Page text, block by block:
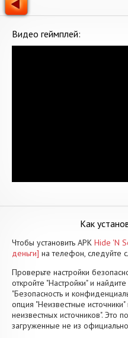
Видео геймплей:
Как
Чтобы установить APK Hide 'N
деньги] на телефон, следуйте
Проверьте настройки
откройте "Настройки" и
"Безопасность и
опция "Неизвестные
неизвестных источников". Это
загруженные не из